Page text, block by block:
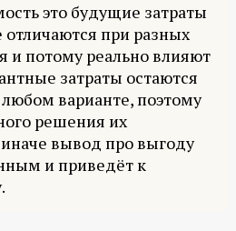
это будущие затраты
при разных
и потому реально влияют
затраты остаются
варианте, поэтому
решения их
вывод про выгоду
и приведёт к